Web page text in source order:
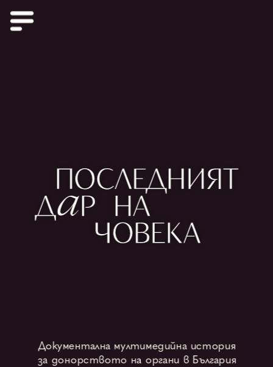
Документална мултимедийна история
за донорството на органи в България